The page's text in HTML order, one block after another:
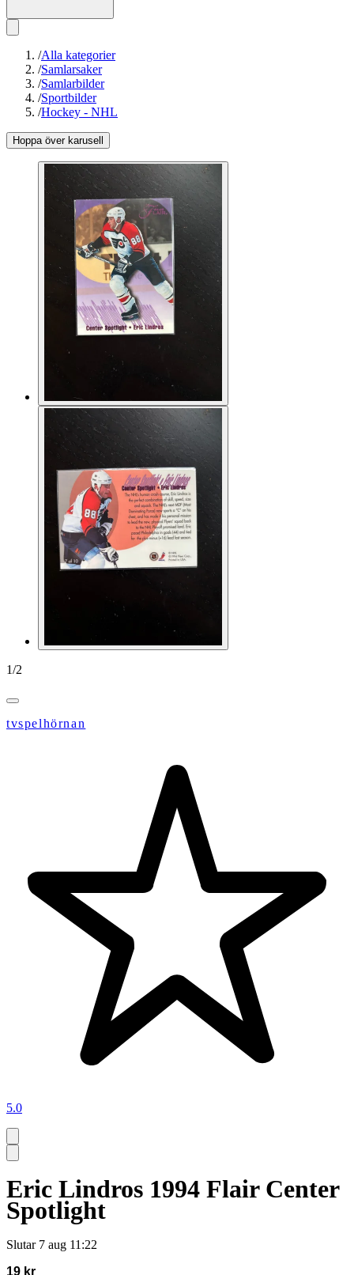
/Alla kategorier
/Samlarsaker
/Samlarbilder
/Sportbilder
/Hockey - NHL
Hoppa över karusell
1/2
tvspelhörnan
5.0
Eric Lindros 1994 Flair Center
Spotlight
Slutar 7 aug 11:22
19 kr